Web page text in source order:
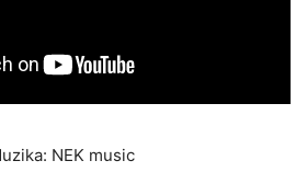
NEK music